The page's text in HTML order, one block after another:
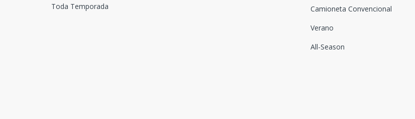
Toda Temporada
Camioneta Convencional
Verano
All-Season